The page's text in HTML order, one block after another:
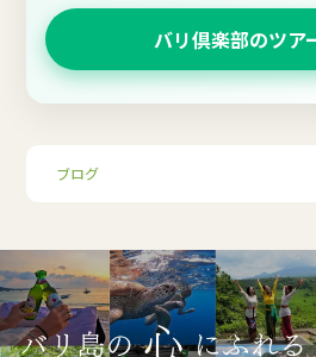
バリ倶楽部のツア
ブログ